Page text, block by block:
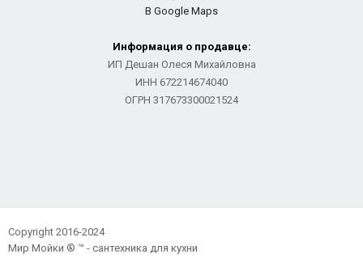
В Google Maps
Информация о продавце:
ИП Дешан Олеся Михайловна
ИНН 672214674040
ОГРН 317673300021524
Copyright 2016-2024
Мир Мойки ® ™ - сантехника для кухни